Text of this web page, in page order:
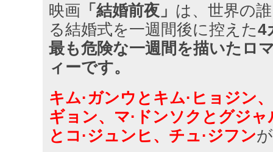
映画 「結婚前夜」 は、世界の
る結婚式を一週間後に控えた4
最も危険な一週間を描いたロ
ィーです。
キム·ガンウとキム·ヒョジン
ギョン、マ·ドンソクとグジャ
とコ·ジュンヒ、チュ·ジフン